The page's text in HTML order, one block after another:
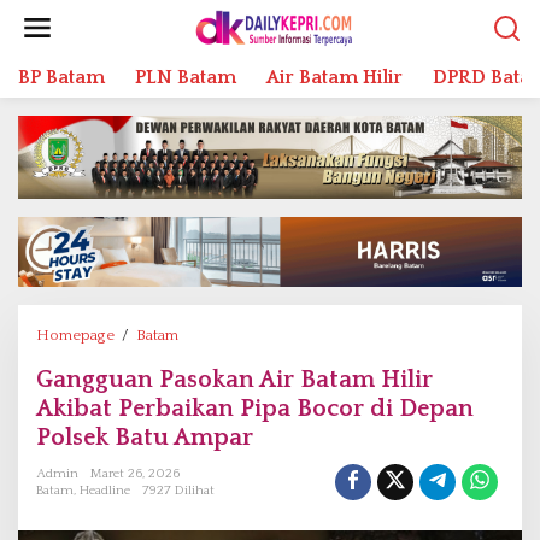
BP Batam PLN Batam Air Batam Hilir DPRD
Homepage / Batam
n
g
g
a
P
Gangguan Pasokan Air Batam Hilir
Akibat Perbaikan Pipa Bocor di Depan
Polsek Batu Ampar
Admin
Maret 26, 2026
Batam, Headline 7927 Dilihat